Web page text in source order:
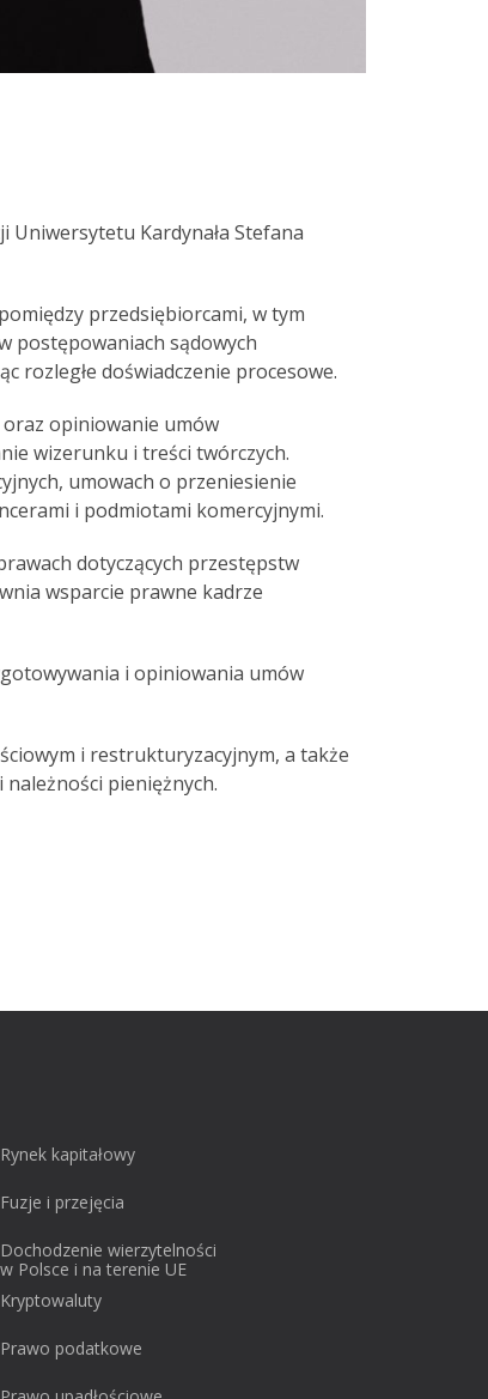
Uniwersytetu Kardynała Stefana
przedsiębiorcami, w tym
postępowaniach sądowych
rozległe doświadczenie procesowe.
oraz opiniowanie umów
wizerunku i treści twórczych.
umowach o przeniesienie
i podmiotami komercyjnymi.
dotyczących przestępstw
wsparcie prawne kadrze
i opiniowania umów
i restrukturyzacyjnym, a także
pieniężnych.
Rynek kapitałowy
Fuzje i przejęcia
Dochodzenie wierzytelności
w Polsce i na terenie UE
Kryptowaluty
Prawo podatkowe